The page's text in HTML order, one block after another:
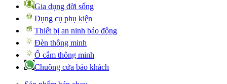
Gia dụng đời sống
Dụng cụ phụ kiện
Thiết bị an ninh báo động
Đèn thông minh
Ổ cắm thông minh
Chuông cửa báo khách